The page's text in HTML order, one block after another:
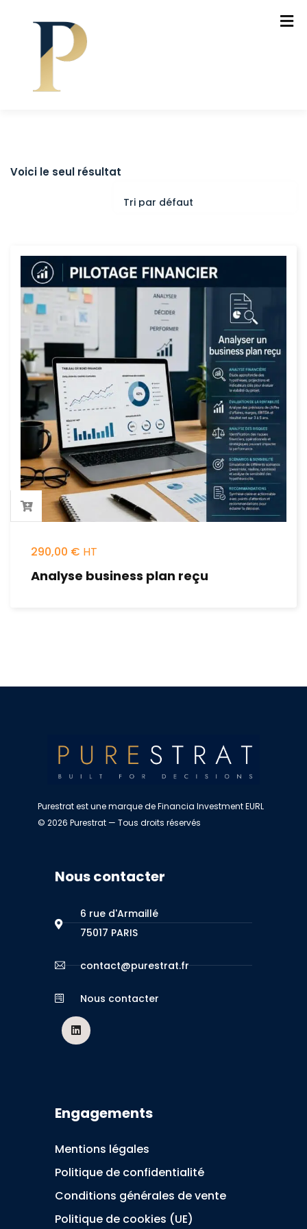
Voici le seul résultat
290,00 €
Analyse business plan reçu
Purestrat est une marque de Financia Investment EURL
© 2026 Purestrat — Tous droits réservés
Nous contacter
6 rue d'Armaillé
75017 PARIS
contact@purestrat.fr
Nous contacter
Engagements
Mentions légales
Politique de confidentialité
Conditions générales de vente
Politique de cookies (UE)